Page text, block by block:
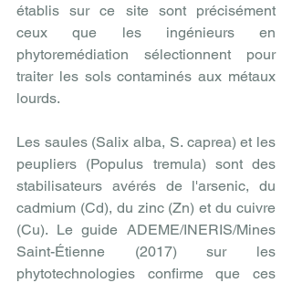
établis sur ce site sont précisément
ceux que les ingénieurs en
phytoremédiation sélectionnent pour
traiter les sols contaminés aux métaux
lourds.
Les saules (Salix alba, S. caprea) et les
peupliers (Populus tremula) sont des
stabilisateurs avérés de l'arsenic, du
cadmium (Cd), du zinc (Zn) et du cuivre
(Cu). Le guide ADEME/INERIS/Mines
Saint-Étienne (2017) sur les
phytotechnologies confirme que ces